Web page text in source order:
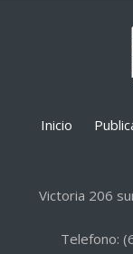
Inicio
Victoria 206
Telefono: